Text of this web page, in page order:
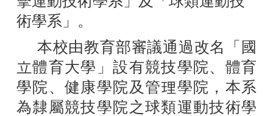
術學系」。
本校由教育部審議通過改名「國
立體育大學」設有競技學院、體育
學院、健康學院及管理學院，本系
為隸屬競技學院之球類運動技術學